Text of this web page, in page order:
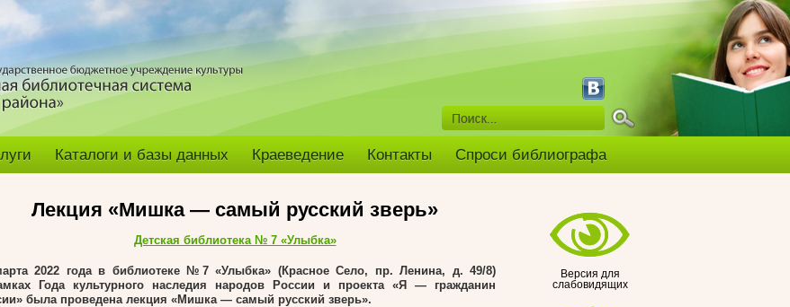
Каталоги и базы данных Краеведение Контакты Спроси библиографа
Версия для
слабовидящих
Лекция «Мишка — самый русский зверь»
Детская библиотека № 7 «Улыбка»
2022 года в библиотеке №7 «Улыбка» (Красное Село, пр. Ленина, д. 49/8)
Года культурного наследия народов России и проекта «Я — гражданин
была проведена лекция «Мишка — самый русский зверь».